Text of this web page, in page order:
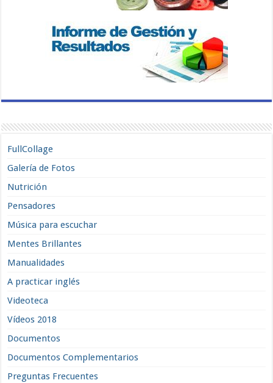
FullCollage
Galería de Fotos
Nutrición
Pensadores
Música para escuchar
Mentes Brillantes
Manualidades
A practicar inglés
Videoteca
Vídeos 2018
Documentos
Documentos Complementarios
Preguntas Frecuentes